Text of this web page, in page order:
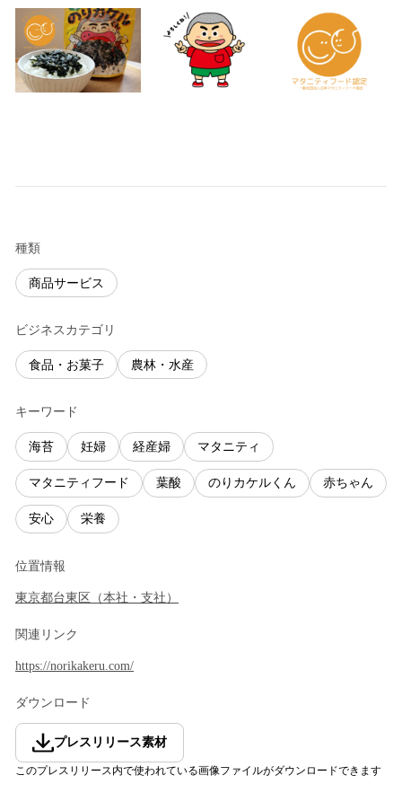
種類
商品サービス
ビジネスカテゴリ
食品・お菓子 農林・水産
キーワード
海苔 妊婦 経産婦 マタニティ
マタニティフード 葉酸 のりカケルくん 赤ちゃん
安心 栄養
位置情報
東京都台東区 （本社・支社 ）
関連リンク
https://norikakeru.com/
ダウンロード
プレスリリース素材
このプレスリリース内で使われている画像ファイルがダウンロードできます